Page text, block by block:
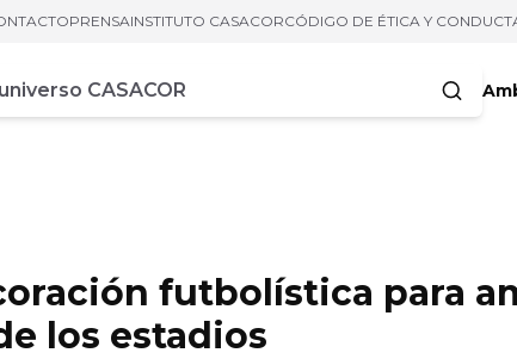
PRENSAINSTITUTO CASACORCÓDIGO DE ÉTICA Y
tres caracteres
futbolística para
los estadios